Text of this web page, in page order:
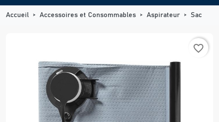
Accueil Accessoires et Consommables Aspirateur Sac
favorite_border